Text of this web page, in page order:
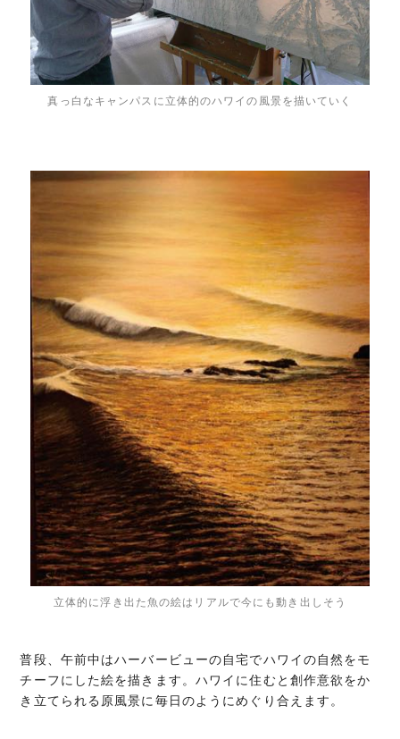
真っ白なキャンパスに立体的のハワイの風景を描いていく
立体的に浮き出た魚の絵はリアルで今にも動き出しそう
普段、午前中はハーバービューの自宅でハワイの自然をモ
チーフにした絵を描きます。ハワイに住むと創作意欲をか
き立てられる原風景に毎日のようにめぐり合えます。